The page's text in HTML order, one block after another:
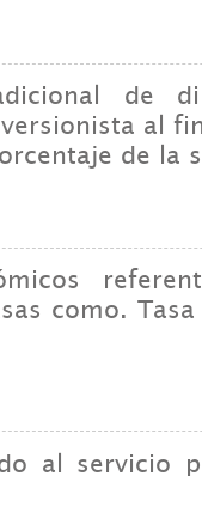
de
al
de la
como.
al servicio